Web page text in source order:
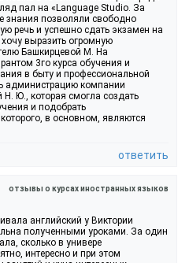
пал на «Language Studio. За
знания позволяли свободно
речь и успешно сдать экзамен на
выразить огромную
Башкирцевой М. На
3го курса обучения и
в быту и профессиональной
администрацию компании
Н. Ю., которая смогла создать
и подобрать
в основном, являются
ответить
отзывы о курсах иностранных языков
английский у Виктории
полученными уроками. За один
сколько в универе
интересно и при этом